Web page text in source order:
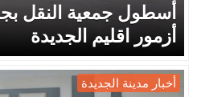
أسطول جمعية النقل
أزمور اقليم الجديدة
أخبار مدينة الجديدة